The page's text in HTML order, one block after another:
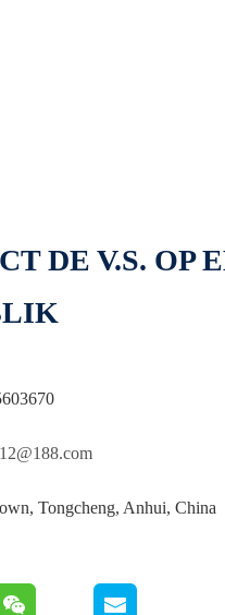
DE V.S. OP
Tongcheng, Anhui, China